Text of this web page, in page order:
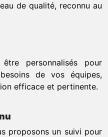
de qualité, reconnu au
personnalisés pour
de vos équipes,
efficace et pertinente.
proposons un suivi pour